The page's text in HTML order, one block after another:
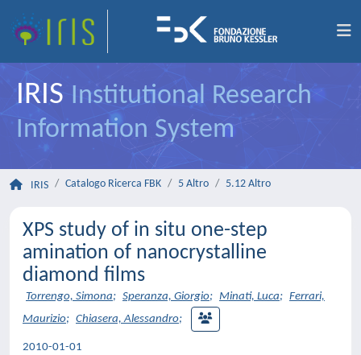
IRIS Institutional Research
Information System
IRIS Catalogo Ricerca FBK 5 Altro 5.12 Altro
XPS study of in situ one-step
amination of nanocrystalline
diamond films
Torrengo, Simona; Speranza, Giorgio; Minati, Luca; Ferrari,
Maurizio; Chiasera, Alessandro;
2010-01-01